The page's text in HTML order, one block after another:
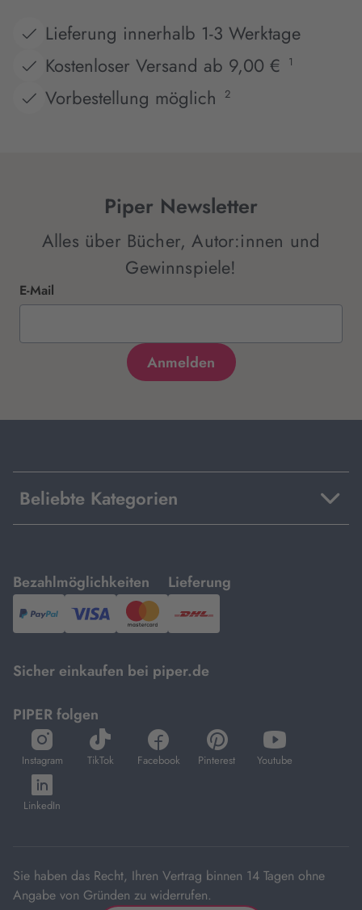
Lieferung innerhalb 1-3 Werktage
Kostenloser Versand ab 9,00 €
1
Vorbestellung möglich 2
Piper Newsletter
Alles über Bücher, Autor:innen und
Gewinnspiele!
E-Mail
Beliebte Kategorien
Bezahlmöglichkeiten
mit
PayPal,Visa
und
Lieferung
mit
DHL.
Sicher einkaufen bei piper.de
PIPER folgen
Instagram
öffnet
in
neuem
Tab
TikTok
öffnet
in
Facebook
öffnet
in
Pinterest
öffnet
in
Youtube
öffnet
in
LinkedIn
öffnet
in
Sie haben das Recht, Ihren Vertrag binnen 14 Tagen ohne
Angabe von Gründen zu widerrufen.